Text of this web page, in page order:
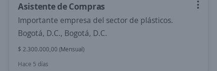
Asistente de Compras
Importante empresa del sector de plásticos.
Bogotá, D.C., Bogotá, D.C.
$ 2.300.000,00 (Mensual)
Hace 5 días